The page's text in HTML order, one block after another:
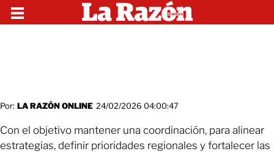
Por: LA RAZÓN ONLINE 24/02/2026 04:00:47
Con el objetivo mantener una coordinación, para alinear
estrategias, definir prioridades regionales y fortalecer las